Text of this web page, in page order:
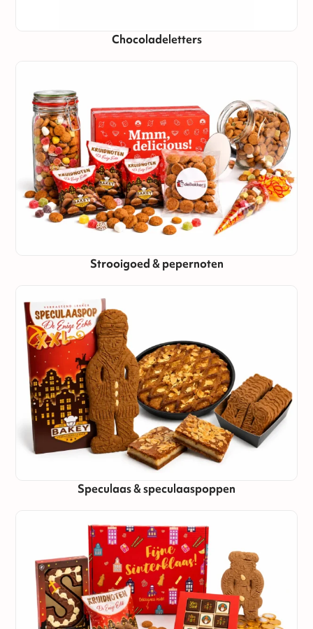
Chocoladeletters
Strooigoed & pepernoten
Speculaas & speculaaspoppen